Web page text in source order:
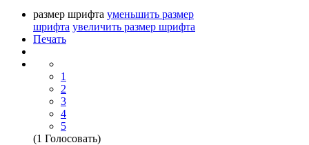
размер шрифта уменьшить размер
шрифта увеличить размер шрифта
Печать
1
2
3
4
5
(1 Голосовать)